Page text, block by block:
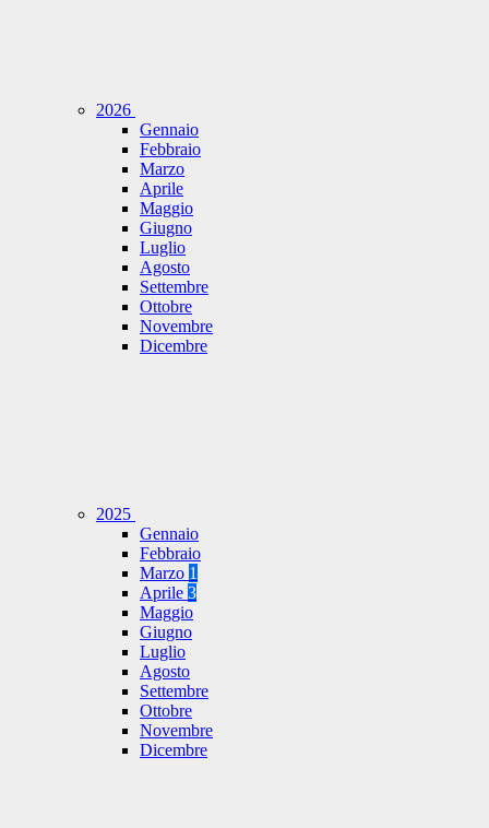
2026
Gennaio
Febbraio
Marzo
Aprile
Maggio
Giugno
Luglio
Agosto
Settembre
Ottobre
Novembre
Dicembre
2025
Gennaio
Febbraio
Marzo 1
Aprile 3
Maggio
Giugno
Luglio
Agosto
Settembre
Ottobre
Novembre
Dicembre